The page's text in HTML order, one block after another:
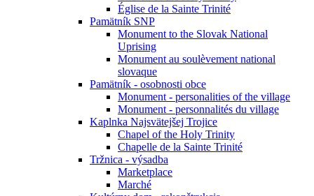
Église de la Sainte Trinité
Pamätník SNP
Monument to the Slovak National
Uprising
Monument au soulèvement national
slovaque
Pamätník - osobnosti obce
Monument - personalities of the village
Monument - personnalités du village
Kaplnka Najsvätejšej Trojice
Chapel of the Holy Trinity
Chapelle de la Sainte Trinité
Tržnica - výsadba
Marketplace
Marché